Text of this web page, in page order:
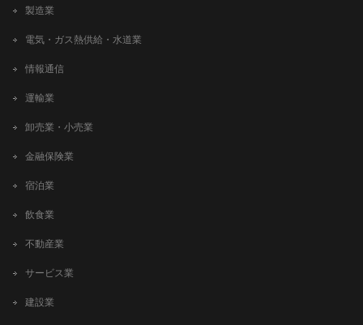
製造業
電気・ガス熱供給・水道業
情報通信
運輸業
卸売業・小売業
金融保険業
宿泊業
飲食業
不動産業
サービス業
建設業